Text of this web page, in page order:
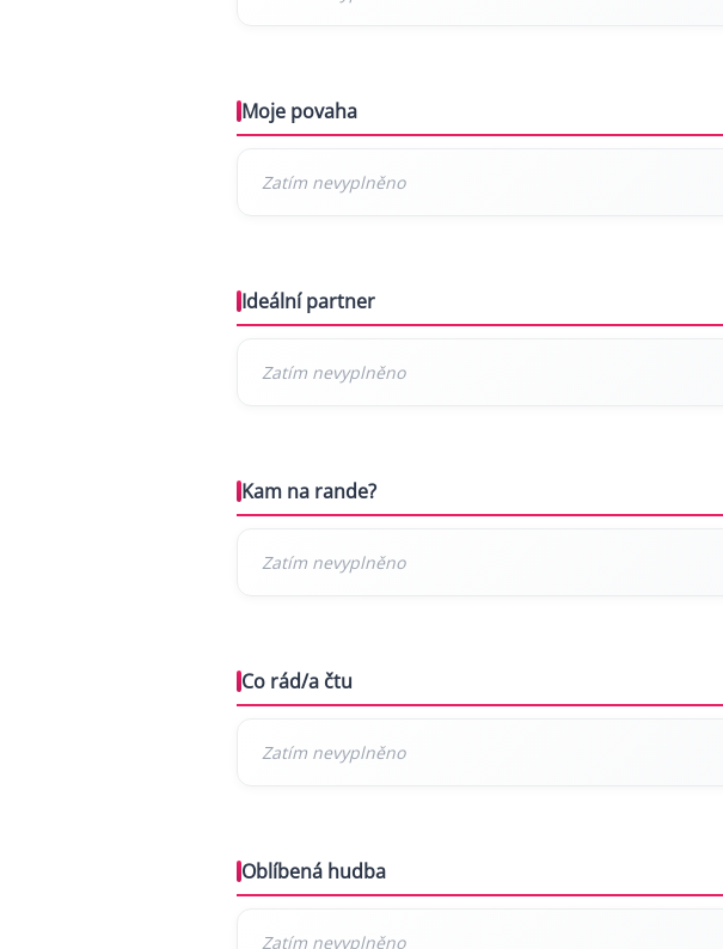
Moje povaha
Ideální partner
Kam na rande?
Co rád/a čtu
Oblíbená hudba